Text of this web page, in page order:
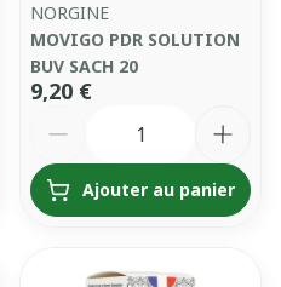
NORGINE
MOVIGO PDR SOLUTION
BUV SACH 20
9,20 €
Ajouter au panier